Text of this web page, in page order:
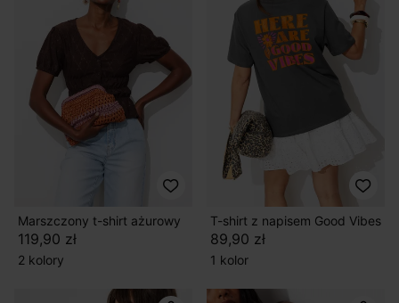
Marszczony t-shirt ażurowy
119,90 zł
2 kolory
T-shirt z napisem Good Vibes
89,90 zł
1 kolor